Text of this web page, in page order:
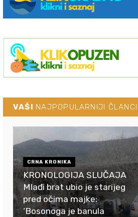
VAŠI NAJPOPULARNIJI ČLANCI
CRNA KRONIKA
KRONOLOGIJA SLUČAJA
Mlađi brat ubio je starijeg
pred očima majke:
‘Bosonoga je banula